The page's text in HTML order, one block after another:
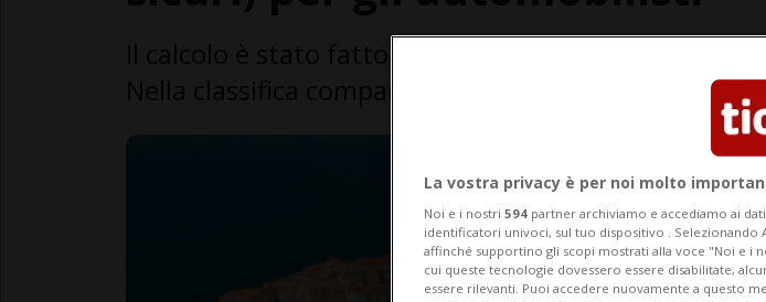
La vostra privacy è per noi molto
Noi e i nostri 594 partner archiviamo e accediamo ai
identificatori univoci, sul tuo dispositivo .
affinché supportino gli scopi mostrati alla voce "Noi e i
cui queste tecnologie dovessero essere disabilitate,
essere rilevanti. Puoi accedere nuovamente a questo